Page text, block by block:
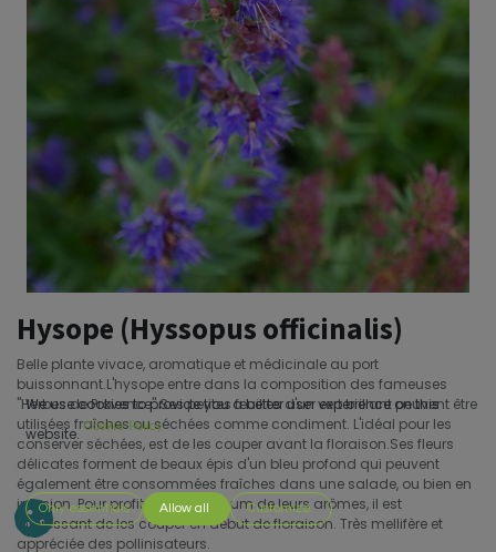
Hysope (Hyssopus officinalis)
Belle plante vivace, aromatique et médicinale au port
buissonnant.L'hysope entre dans la composition des fameuses
''Herbes de Provence''.Ses petites feuilles d'un vert brillant peuvent être
utilisées fraîches ou séchées comme condiment. L'idéal pour les
conserver séchées, est de les couper avant la floraison.Ses fleurs
délicates forment de beaux épis d'un bleu profond qui peuvent
également être consommées fraîches dans une salade, ou bien en
infusion. Pour profiter au maximum de leurs arômes, il est
intéressant de les couper en début de floraison. Très mellifère et
appréciée des pollinisateurs.
We use cookies to provide you a better user experience on this
website. Cookie Policy
Only essentials Allow all Customize